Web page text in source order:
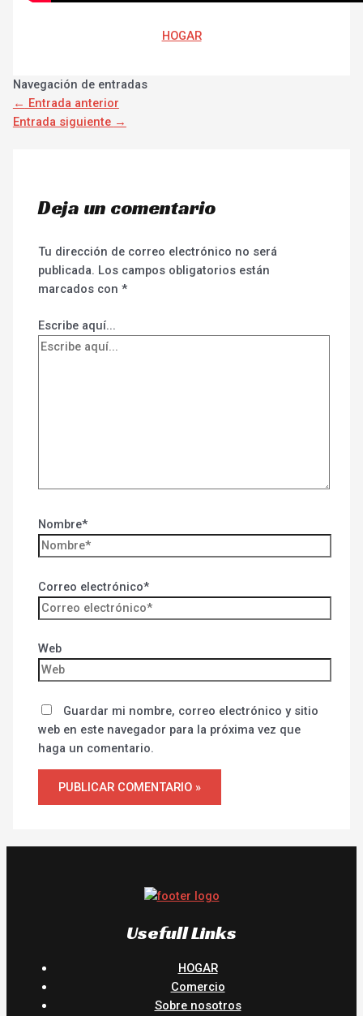
HOGAR
Navegación de entradas
← Entrada anterior
Entrada siguiente →
Deja un comentario
Tu dirección de correo electrónico no será
publicada. Los campos obligatorios están
marcados con*
Escribe aquí...
Nombre*
Correo electrónico*
Web
Guardar mi nombre, correo electrónico y sitio
web en este navegador para la próxima vez que
haga un comentario.
Usefull Links
HOGAR
Comercio
Sobre nosotros